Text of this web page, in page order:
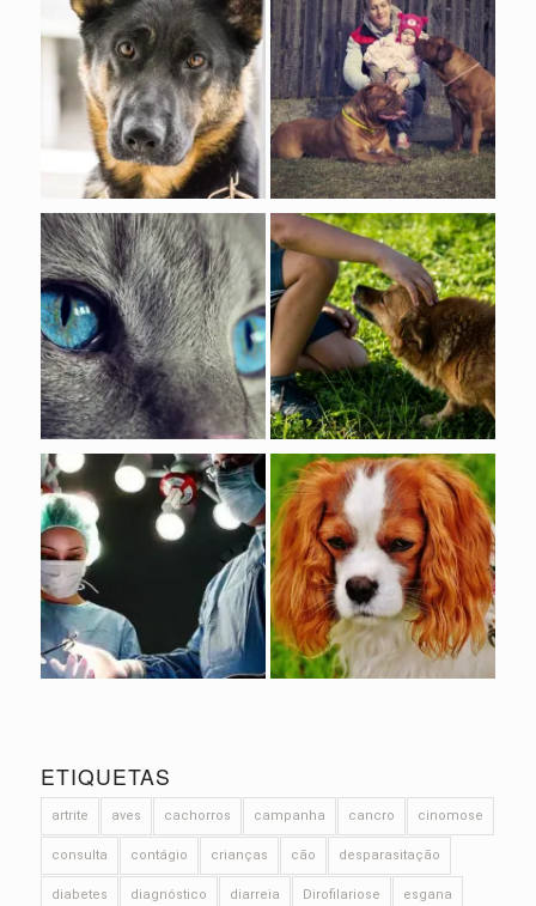
ETIQUETAS
artrite aves cachorros campanha cancro cinomose
consulta contágio crianças cão desparasitação
diabetes diagnóstico diarreia Dirofilariose esgana